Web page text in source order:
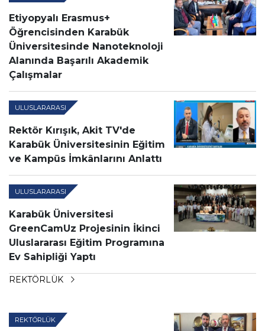
Etiyopyalı Erasmus+
Öğrencisinden Karabük
Üniversitesinde Nanoteknoloji
Alanında Başarılı Akademik
Çalışmalar
ULUSLARARASI
Rektör Kırışık, Akit TV'de
Karabük Üniversitesinin Eğitim
ve Kampüs İmkânlarını Anlattı
ULUSLARARASI
Karabük Üniversitesi
GreenCamUz Projesinin İkinci
Uluslararası Eğitim Programına
Ev Sahipliği Yaptı
REKTÖRLÜK
REKTÖRLÜK